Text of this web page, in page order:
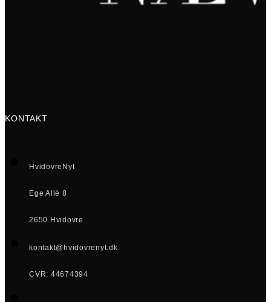
KONTAKT
HvidovreNyt
Ege Allé 8
2650 Hvidovre
kontakt@hvidovrenyt.dk
CVR: 44674394